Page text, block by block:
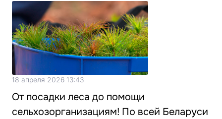
18 апреля 2026 13:43
От посадки леса до помощи
сельхозорганизациям! По всей Беларуси